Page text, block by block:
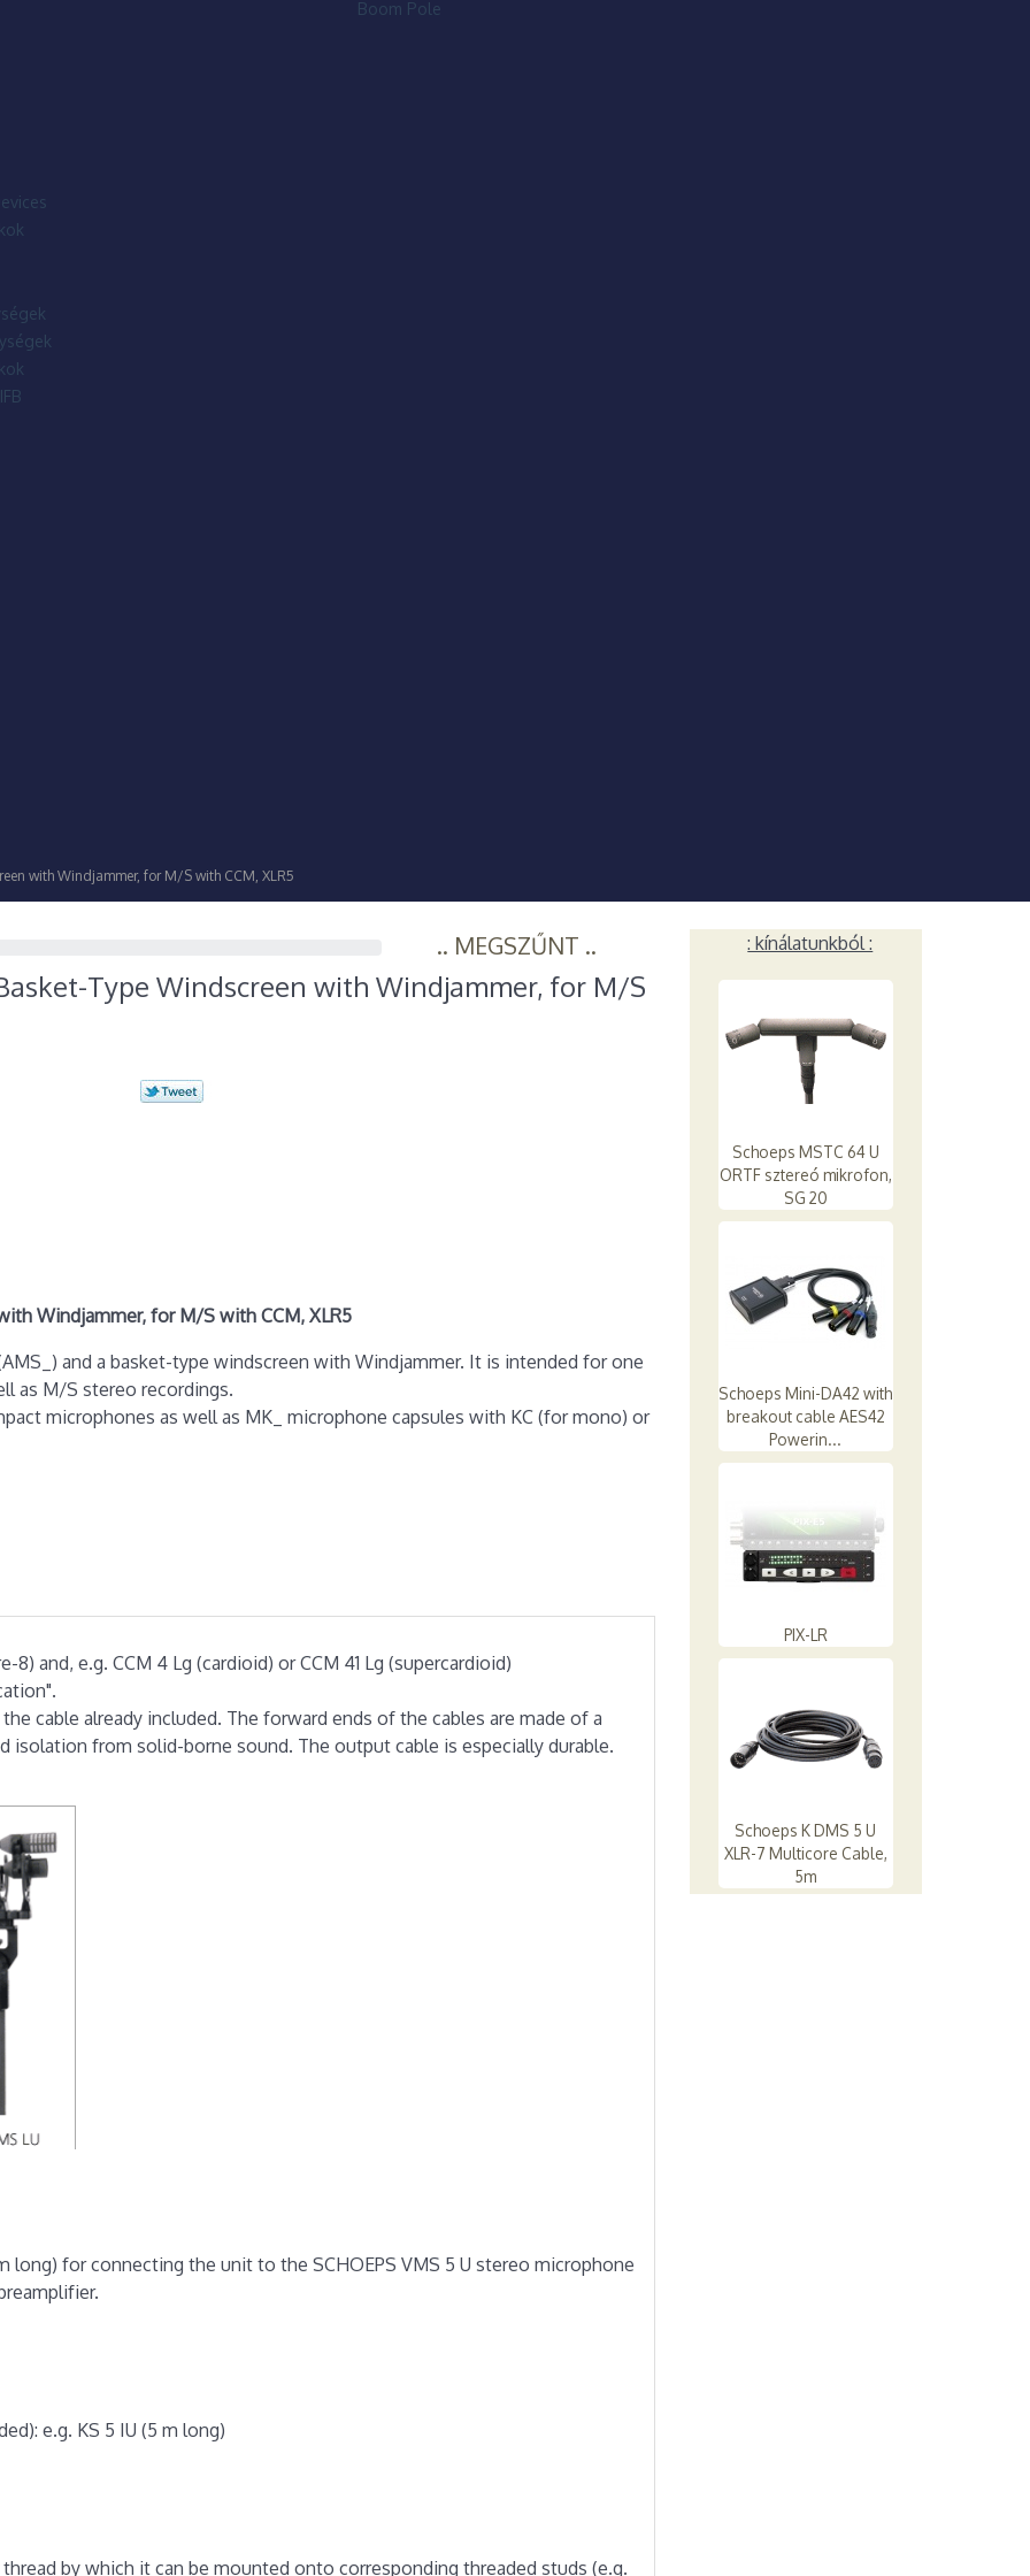
Boom Pole
with Windjammer, for M/S with CCM, XLR5
.. MEGSZŰNT ..
Type Windscreen with Windjammer, for M/S
Windjammer, for M/S with CCM, XLR5
and a basket-type windscreen with Windjammer. It is intended for one
as M/S stereo recordings.
microphones as well as MK_ microphone capsules with KC (for mono) or
and, e.g. CCM 4 Lg (cardioid) or CCM 41 Lg (supercardioid)
cable already included. The forward ends of the cables are made of a
isolation from solid-borne sound. The output cable is especially durable.
long) for connecting the unit to the SCHOEPS VMS 5 U stereo microphone
e.g. KS 5 IU (5 m long)
by which it can be mounted onto corresponding threaded studs (e.g.
: kínálatunkból :
Schoeps MSTC 64 U
ORTF sztereó mikrofon,
SG 20
Schoeps Mini-DA42 with
breakout cable AES42
Powerin...
PIX-LR
Schoeps K DMS 5 U
XLR-7 Multicore Cable,
5m